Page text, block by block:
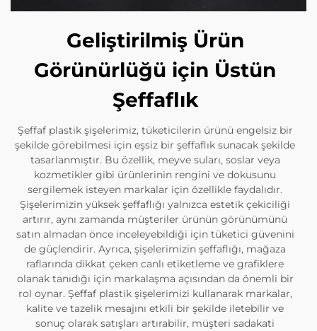
Geliştirilmiş Ürün
Görünürlüğü için Üstün
Şeffaflık
Şeffaf plastik şişelerimiz, tüketicilerin ürünü engelsiz bir
şekilde görebilmesi için eşsiz bir şeffaflık sunacak şekilde
tasarlanmıştır. Bu özellik, meyve suları, soslar veya
kozmetikler gibi ürünlerinin rengini ve dokusunu
sergilemek isteyen markalar için özellikle faydalıdır.
Şişelerimizin yüksek şeffaflığı yalnızca estetik çekiciliği
artırır, aynı zamanda müşteriler ürünün görünümünü
satın almadan önce inceleyebildiği için tüketici güvenini
de güçlendirir. Ayrıca, şişelerimizin şeffaflığı, mağaza
raflarında dikkat çeken canlı etiketleme ve grafiklere
olanak tanıdığı için markalaşma açısından da önemli bir
rol oynar. Şeffaf plastik şişelerimizi kullanarak markalar,
kalite ve tazelik mesajını etkili bir şekilde iletebilir ve
sonuç olarak satışları artırabilir, müşteri sadakati